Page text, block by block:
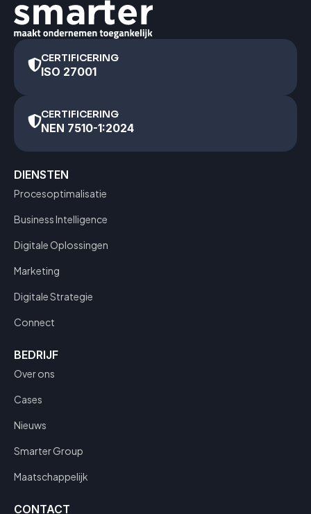
CERTIFICERING
ISO 27001
CERTIFICERING
NEN 7510-1:2024
DIENSTEN
Procesoptimalisatie
Business Intelligence
Digitale Oplossingen
Marketing
Digitale Strategie
Connect
BEDRIJF
Over ons
Cases
Nieuws
Smarter Group
Maatschappelijk
CONTACT